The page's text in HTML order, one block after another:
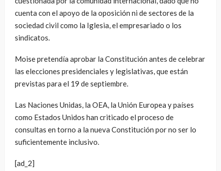
cuenta con el apoyo de la oposición ni de sectores de la
sociedad civil como la Iglesia, el empresariado o los
sindicatos.
Moise pretendía aprobar la Constitución antes de celebrar
las elecciones presidenciales y legislativas, que están
previstas para el 19 de septiembre.
Las Naciones Unidas, la OEA, la Unión Europea y países
como Estados Unidos han criticado el proceso de
consultas en torno a la nueva Constitución por no ser lo
suficientemente inclusivo.
[ad_2]